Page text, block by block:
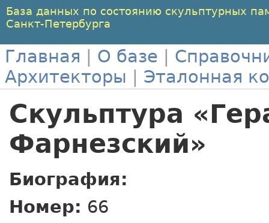
База данных по состоянию скульптурных
Санкт-Петербурга
Главная О базе
Архитекторы
Эталонная
Скульптура
Фарнезский»
Биография:
Номер: 66